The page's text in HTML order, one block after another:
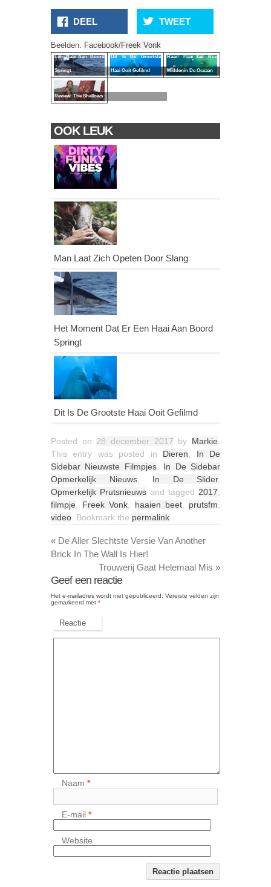
DEEL TWEET
Beelden: Facebook/Freek Vonk
Het Moment Dat Er
Een Haai Aan Boord
Springt
Dit Is De Grootste
Haai Ooit Gefilmd
Raar! Haai Eet Koe
Middenin De Oceaan
Review: The Shallows
OOK LEUK
Man Laat Zich Opeten Door Slang
Het Moment Dat Er Een Haai Aan Boord
Springt
Dit Is De Grootste Haai Ooit Gefilmd
Posted on 28 december 2017 by Markie
This entry was posted in Dieren
In De
Sidebar Nieuwste Filmpjes, In De Sidebar
Opmerkelijk Nieuws, In De Slider,
Opmerkelijk Prutsnieuws and tagged 2017
filmpje
Freek Vonk haaien beet, prutsfm
video . Bookmark the permalink
« De Aller Slechtste Versie Van Another
Brick In The Wall Is Hier!
Trouwerij Gaat Helemaal Mis »
Geef een reactie
Het e-mailadres wordt niet gepubliceerd.
Vereiste velden zijn
gemarkeerd met *
Reactie
Naam*
E-mail*
Website